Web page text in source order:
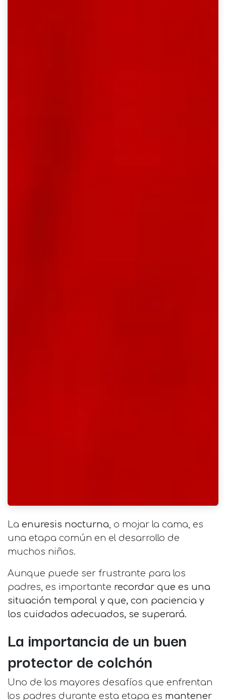
La enuresis nocturna , o mojar la cama, es
una etapa común en el desarrollo de
muchos niños.
Aunque puede ser frustrante para los
padres, es importante recordar que es una
situación temporal y que, con paciencia y
los cuidados adecuados, se superará.
La importancia de un buen
protector de colchón
Uno de los mayores desafíos que enfrentan
los padres durante esta etapa es mantener